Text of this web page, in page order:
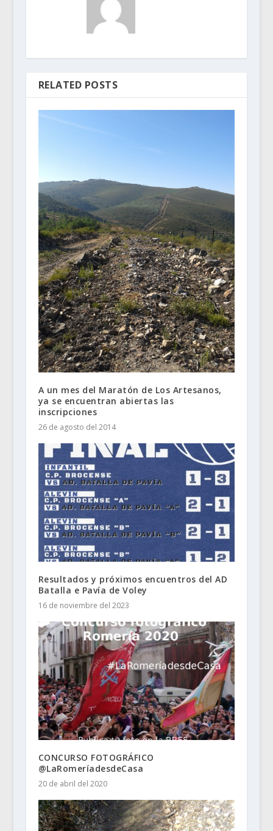
RELATED POSTS
A un mes del Maratón de Los Artesanos,
ya se encuentran abiertas las
inscripciones
26 de agosto del 2014
Resultados y próximos encuentros del AD
Batalla e Pavía de Voley
16 de noviembre del 2023
CONCURSO FOTOGRÁFICO
@LaRomeríadesdeCasa
20 de abril del 2020